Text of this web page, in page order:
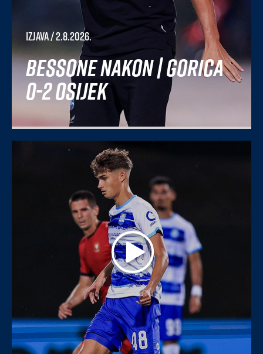
Izjava/ 2.8.2026.
Bessone nakon | Gorica
0-2 Osijek